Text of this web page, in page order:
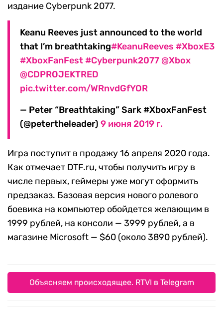
издание Cyberpunk 2077.
Keanu Reeves just announced to the world
that I’m breathtaking#KeanuReeves #XboxE3
#XboxFanFest#Cyberpunk2077 @Xbox
@CDPROJEKTRED
pic.twitter.com/WRnvdGfYOR
— Peter “Breathtaking” Sark #XboxFanFest
(@petertheleader) 9 июня 2019 г.
Игра поступит в продажу 16 апреля 2020 года.
Как отмечает DTF.ru, чтобы получить игру в
числе первых, геймеры уже могут оформить
предзаказ. Базовая версия нового ролевого
боевика на компьютер обойдется желающим в
1999 рублей, на консоли — 3999 рублей, а в
магазине Microsoft — $60 (около 3890 рублей).
Объясняем происходящее. RTVI в Telegram